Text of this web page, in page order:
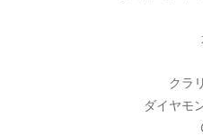
クラ
ダイヤモ